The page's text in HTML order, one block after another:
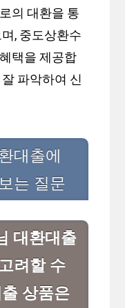
의 대환을 통
, 중도상환수
택을 제공합
파악하여 신
대출에
는 질문
대환대출
려할 수
상품은